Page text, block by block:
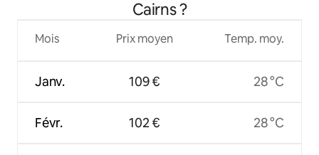
Cairns ?
Mois
Janv.
Févr.
Prix moyen
109 €
102 €
Temp. moy.
28 °C
28 °C